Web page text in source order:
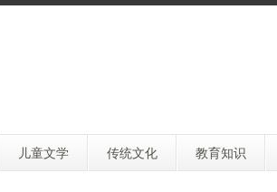
儿童文学 传统文化 教育知识